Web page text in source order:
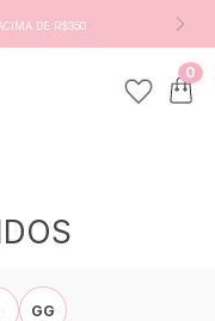
DE R$350
0
GG